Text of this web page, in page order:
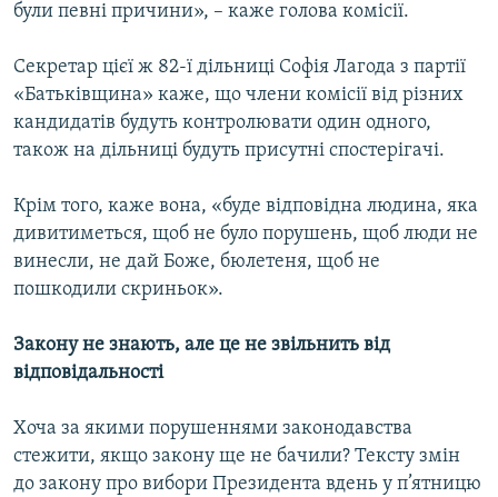
були певні причини», – каже голова комісії.
Секретар цієї ж 82-ї дільниці Софія Лагода з партії
«Батьківщина» каже, що члени комісії від різних
кандидатів будуть контролювати один одного,
також на дільниці будуть присутні спостерігачі.
Крім того, каже вона, «буде відповідна людина, яка
дивитиметься, щоб не було порушень, щоб люди не
винесли, не дай Боже, бюлетеня, щоб не
пошкодили скриньок».
Закону не знають, але це не звільнить від
відповідальності
Хоча за якими порушеннями законодавства
стежити, якщо закону ще не бачили? Тексту змін
до закону про вибори Президента вдень у п’ятницю